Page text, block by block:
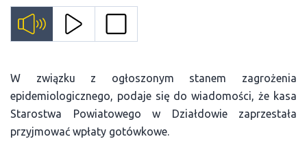
W związku z ogłoszonym stanem zagrożenia
epidemiologicznego, podaje się do wiadomości, że kasa
Starostwa Powiatowego w Działdowie zaprzestała
przyjmować wpłaty gotówkowe.